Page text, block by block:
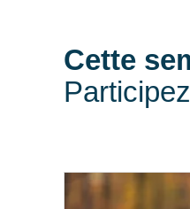
Cette